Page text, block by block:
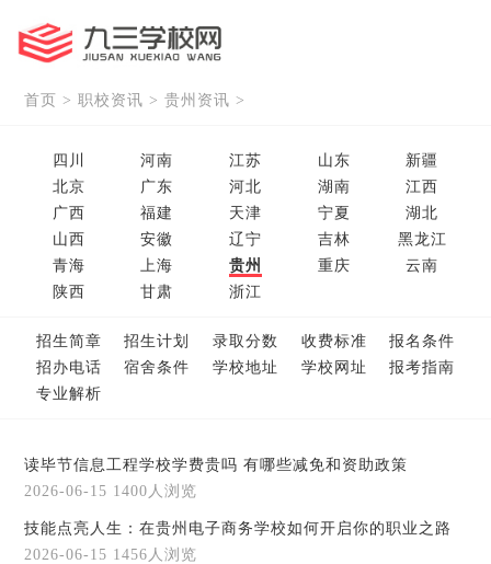
首页 >职校资讯 >贵州资讯 >
四川 河南 江苏 山东
新疆
北京
广东 河北 湖南
江西
广西
福建 天津 宁夏
湖北
山西
安徽 辽宁 吉林
黑龙江
青海
上海 贵州 重庆
云南
陕西
甘肃 浙江
招生简章 招生计划 录取分数 收费标准
报名条件
招办电话
宿舍条件 学校地址 学校网址
报考指南
专业解析
读毕节信息工程学校学费贵吗 有哪些减免和资助政策
2026-06-15 1400人浏览
技能点亮人生：在贵州电子商务学校如何开启你的职业之路
2026-06-15 1456人浏览